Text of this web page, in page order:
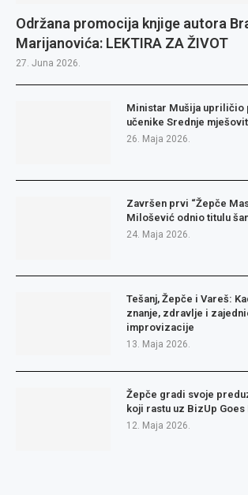
Održana promocija knjige autora
Marijanovića: LEKTIRA ZA ŽIVOT
27. Juna 2026.
Ministar Mušija upriličio
učenike Srednje
26. Maja 2026.
Završen prvi “Žepče
Milošević odnio titulu
24. Maja 2026.
Tešanj, Žepče i Vareš:
znanje, zdravlje i
improvizacije
13. Maja 2026.
Žepče gradi svoje
koji rastu uz BizUp Goes
12. Maja 2026.